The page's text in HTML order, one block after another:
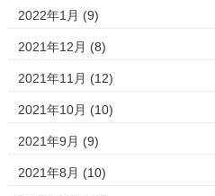
2022年1月 (9)
2021年12月 (8)
2021年11月 (12)
2021年10月 (10)
2021年9月 (9)
2021年8月 (10)